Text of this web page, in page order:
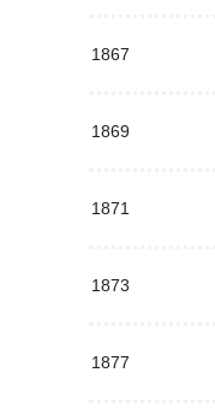
1867
1869
1871
1873
1877